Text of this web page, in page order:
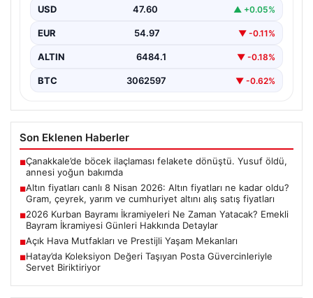
fiyatları
USD 47.60 ▲ +0.05%
EUR 54.97 ▼ -0.11%
ALTIN 6484.1 ▼ -0.18%
BTC 3062597 ▼ -0.62%
Son Eklenen Haberler
■Çanakkale’de böcek ilaçlaması felakete dönüştü. Yusuf öldü,
annesi yoğun bakımda
■Altın fiyatları canlı 8 Nisan 2026: Altın fiyatları ne kadar oldu?
Gram, çeyrek, yarım ve cumhuriyet altını alış satış fiyatları
■2026 Kurban Bayramı İkramiyeleri Ne Zaman Yatacak? Emekli
Bayram İkramiyesi Günleri Hakkında Detaylar
■Açık Hava Mutfakları ve Prestijli Yaşam Mekanları
■Hatay’da Koleksiyon Değeri Taşıyan Posta Güvercinleriyle
Servet Biriktiriyor